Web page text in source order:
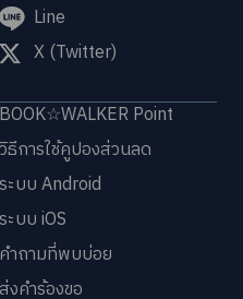
Line
X (Twitter)
BOOK☆WALKER Point
วิธีการใช้คูปองส่วนลด
ระบบ Android
ระบบ iOS
คำถามที่พบบ่อย
ส่งคำร้องขอ